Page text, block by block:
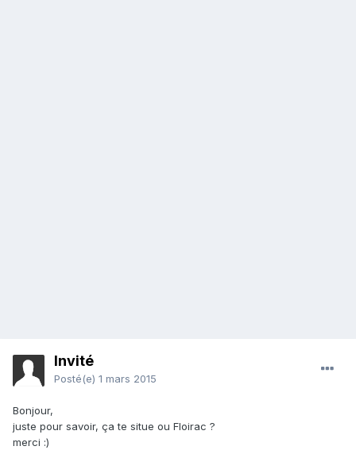
Invité
Posté(e) 1 mars 2015
Bonjour,
juste pour savoir, ça te situe ou Floirac ?
merci :)